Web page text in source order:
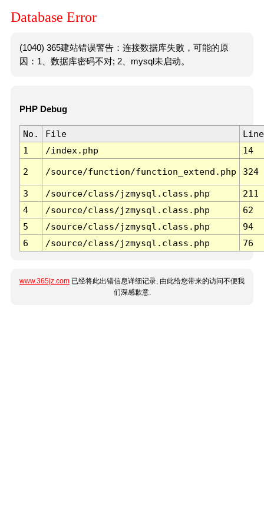
Database Error
(1040) 365建站错误警告：连接数据库失败，可能的原
因：1、数据库密码不对; 2、mysql未启动。
PHP Debug
No. File
Line
1
/index.php 14
2 /source/function/function_extend.php 324
3 /source/class/jzmysql.class.php
211
4
/source/class/jzmysql.class.php
62
5
/source/class/jzmysql.class.php
94
6
/source/class/jzmysql.class.php 76
www.365jz.com 已经将此出错信息详细记录, 由此给您带来的访问不便我
们深感歉意.